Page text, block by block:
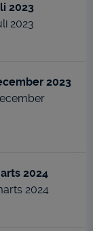
2023
2023
2023
2024
2024